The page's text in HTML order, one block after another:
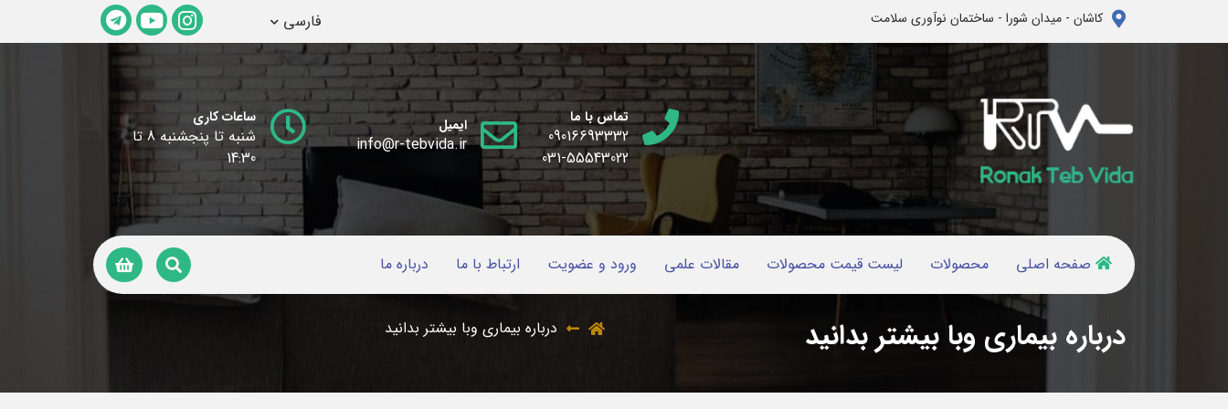
کاشان - میدان شورا - ساختمان نوآوری سلامت فارسی
تماس با ما
09016693332
031-55543022
ایمیل
info@r-tebvida.ir
ساعات کاری
شنبه تا پنجشنبه 8 تا
14:30
صفحه اصلی محصولات لیست قیمت محصولات مقالات علمی ورود و عضویت ارتباط با ما درباره ما
درباره بیماری وبا بیشتر بدانید درباره بیماری وبا بیشتر بدانید